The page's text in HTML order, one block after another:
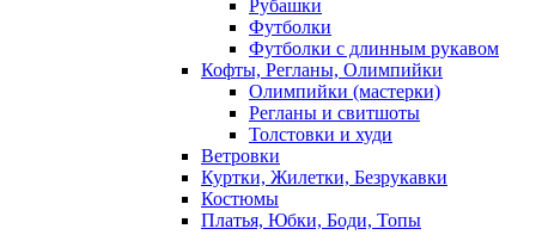
Рубашки
Футболки
Футболки с длинным рукавом
Кофты, Регланы, Олимпийки
Олимпийки (мастерки)
Регланы и свитшоты
Толстовки и худи
Ветровки
Куртки, Жилетки, Безрукавки
Костюмы
Платья, Юбки, Боди, Топы